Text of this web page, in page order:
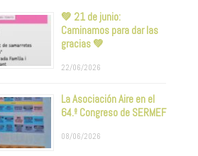
💚 21 de junio:
Caminamos para dar las
gracias 💚
22/06/2026
La Asociación Aire en el
64.º Congreso de SERMEF
08/06/2026